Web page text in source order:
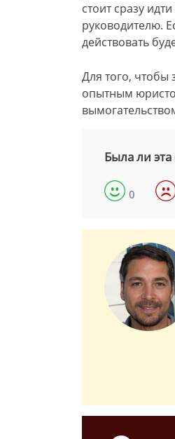
стоит сразу
руководителю.
действовать
Для того, чтобы
опытным
Была ли эта
0